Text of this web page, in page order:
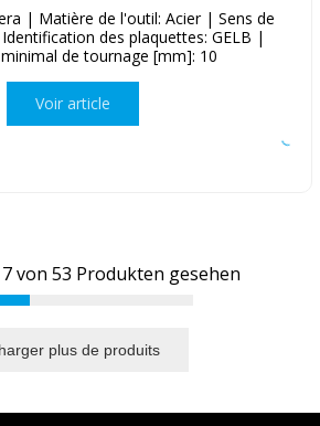
| Matière de l'outil: Acier | Sens de
des plaquettes: GELB |
de tournage [mm]: 10
Voir article
von 53 Produkten gesehen
plus de produits